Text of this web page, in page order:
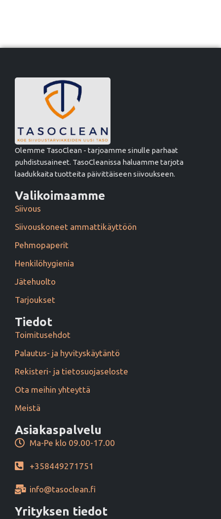
Olemme TasoClean - tarjoamme sinulle parhaat
puhdistusaineet. TasoCleanissa haluamme tarjota
laadukkaita tuotteita päivittäiseen siivoukseen.
Valikoimaamme
Siivous
Siivouskoneet ammattikäyttöön
Pehmopaperit
Henkilöhygienia
Jätehuolto
Tarjoukset
Tiedot
Toimitusehdot
Palautus- ja hyvityskäytäntö
Rekisteri- ja tietosuojaseloste
Ota meihin yhteyttä
Meistä
Asiakaspalvelu
Ma-Pe klo 09.00-17.00
+358449271751
info@tasoclean.fi
Yrityksen tiedot